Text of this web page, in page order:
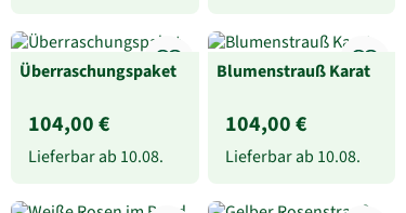
Überraschungspaket
104,00 €
Lieferbar ab 10.08.
Blumenstrauß Karat
104,00 €
Lieferbar ab 10.08.